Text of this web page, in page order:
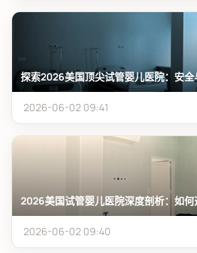
探索2026美国顶尖试管婴儿医院：安
2026-06-02 09:41
2026美国试管婴儿医院深度剖析：如
2026-06-02 09:40